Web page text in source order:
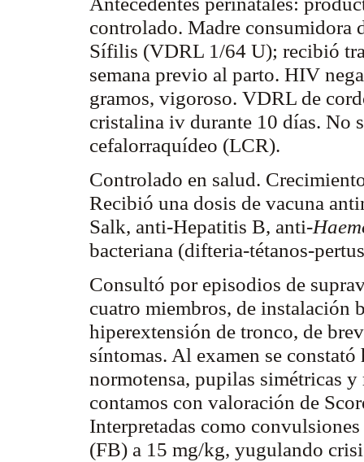
controlado. Madre consumidora
Sífilis (VDRL 1/64 U); recibió
semana previo al parto. HIV
gramos, vigoroso. VDRL de
cristalina iv durante 10 días. No
cefalorraquídeo (LCR).
Controlado en salud.
Recibió una dosis de vacuna
Salk, anti-Hepatitis B, anti-
bacteriana (difteria-tétanos-
Consultó por episodios de
cuatro miembros, de instalación
hiperextensión de tronco, de
síntomas. Al examen se
normotensa, pupilas simétricas
contamos con valoración de
Interpretadas como
(FB) a 15 mg/kg, yugulando